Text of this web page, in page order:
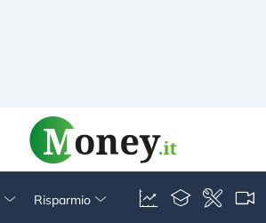
Risparmio